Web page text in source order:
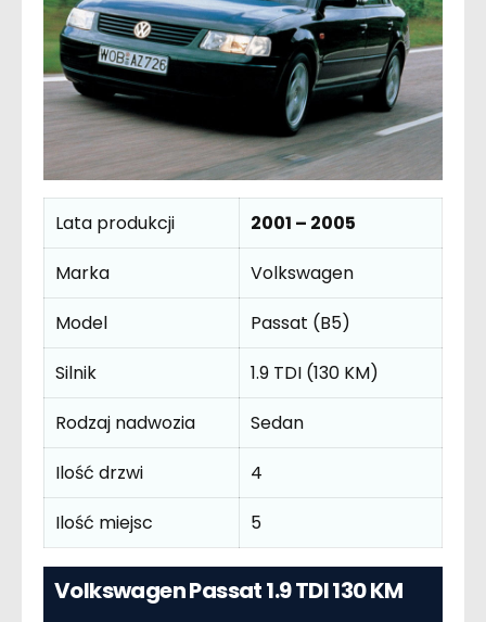
Lata produkcji
2001 – 2005
Marka
Volkswagen
Model
Passat (B5)
Silnik
1.9 TDI (130 KM)
Rodzaj nadwozia
Sedan
Ilość drzwi
4
Ilość miejsc
5
Volkswagen Passat 1.9 TDI 130 KM